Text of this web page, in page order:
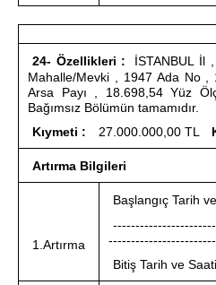
24- Özellikleri :
İSTANBUL İl
Mahalle/Mevki , 1947 Ada No
Arsa Payı , 18.698,54 Yüz
Bağımsız Bölümün tamamıdır.
Kıymeti :
27.000.000,00 TL
Artırma Bilgileri
1.Artırma
Başlangıç Tarih
Bitiş Tarih ve